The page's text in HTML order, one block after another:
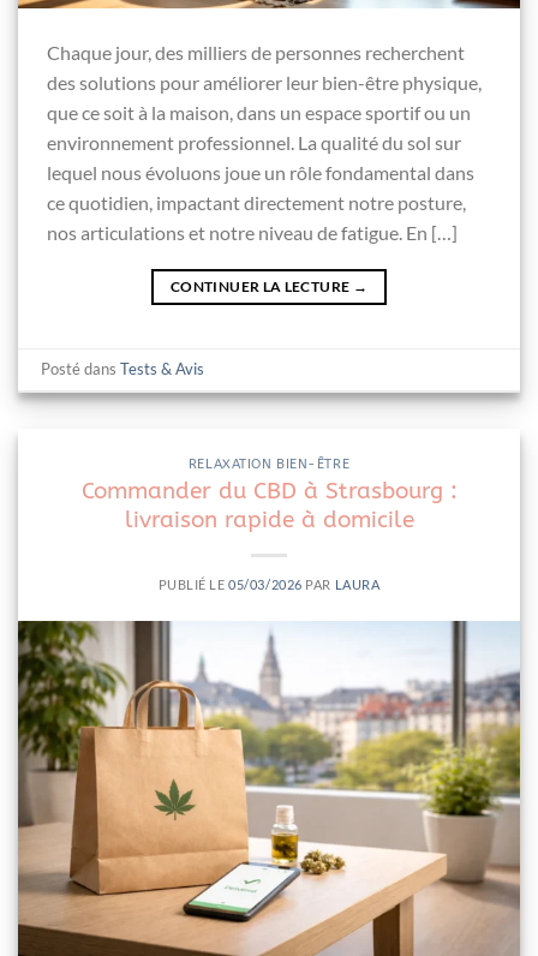
Chaque jour, des milliers de personnes recherchent
des solutions pour améliorer leur bien-être physique,
que ce soit à la maison, dans un espace sportif ou un
environnement professionnel. La qualité du sol sur
lequel nous évoluons joue un rôle fondamental dans
ce quotidien, impactant directement notre posture,
nos articulations et notre niveau de fatigue. En […]
CONTINUER LA LECTURE →
Posté dansTests & Avis
RELAXATION BIEN-ÊTRE
Commander du CBD à Strasbourg :
livraison rapide à domicile
PUBLIÉ LE05/03/2026 PAR LAURA